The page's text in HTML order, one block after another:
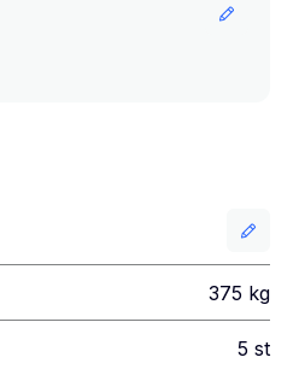
375 kg
5 st